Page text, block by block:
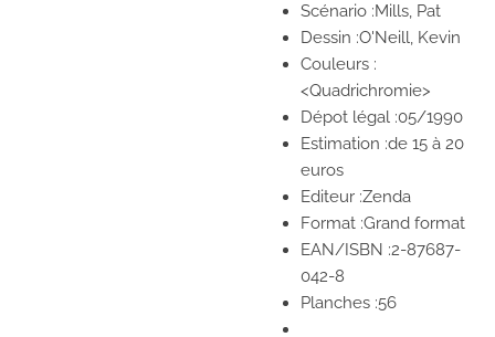
Scénario :Mills, Pat
Dessin :O'Neill, Kevin
Couleurs :
<Quadrichromie>
Dépot légal :05/1990
Estimation :de 15 à 20
euros
Editeur :Zenda
Format :Grand format
EAN/ISBN :2-87687-
042-8
Planches :56